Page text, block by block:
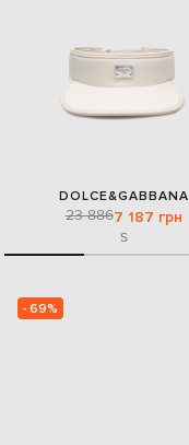
DOLCE&GABBANA
23 8867 187 грн
S
- 69%